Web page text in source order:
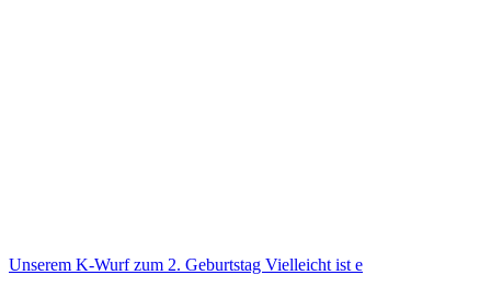
Unse­rem K-Wurf zum 2. Geburts­tag Viel­leicht ist e